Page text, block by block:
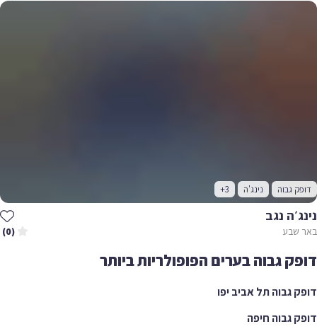
דופק גבוה נינג'ה +3
נינג׳ה נגב
באר שבע (0)
דופק גבוה בערים הפופולריות ביותר
דופק גבוה תל אביב יפו
דופק גבוה חיפה